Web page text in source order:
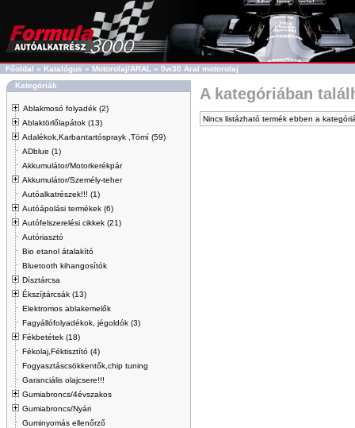
Főoldal » Katalógus » Motorolaj/ARAL » 0w30 Aral motorolaj
Kategóriák
Ablakmosó folyadék (2)
Ablaktörlőlapátok (13)
Adalékok,Karbantartósprayk ,Tömí (59)
ADblue (1)
Akkumulátor/Motorkerékpár
Akkumulátor/Személy-teher
Autóalkatrészek!!! (1)
Autóápolási termékek (6)
Autófelszerelési cikkek (21)
Autóriasztó
Bio etanol átalakító
Bluetooth kihangosítók
Dísztárcsa
Ékszíjtárcsák (13)
Elektromos ablakemelők
Fagyállófolyadékok, jégoldók (3)
Fékbetétek (18)
Fékolaj,Féktisztító (4)
Fogyasztáscsökkentők,chip tuning
Garanciális olajcsere!!!
Gumiabroncs/4évszakos
Gumiabroncs/Nyári
Guminyomás ellenőrző
A kategóriában
Nincs listázható termék ebben a